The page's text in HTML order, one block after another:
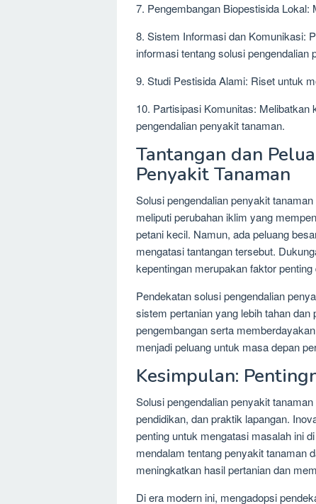
7. Pengembangan Biopestisida Lokal:
8. Sistem Informasi dan Komunikasi:
informasi tentang solusi pengendalian
9. Studi Pestisida Alami: Riset untuk
10. Partisipasi Komunitas:
pengendalian penyakit tanaman.
Tantangan dan
Penyakit Tanaman
Solusi pengendalian penyakit
meliputi perubahan iklim yang
petani kecil. Namun, ada peluang
mengatasi tantangan tersebut.
kepentingan merupakan faktor
Pendekatan solusi pengendalian
sistem pertanian yang lebih tahan
pengembangan serta
menjadi peluang untuk masa depan
Kesimpulan:
Solusi pengendalian penyakit
pendidikan, dan praktik lapangan.
penting untuk mengatasi masalah ini
mendalam tentang penyakit tanaman
meningkatkan hasil pertanian dan
Di era modern ini, mengadopsi